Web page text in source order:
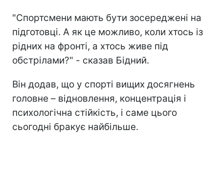
"Спортсмени мають бути зосереджені на
підготовці. А як це можливо, коли хтось із
рідних на фронті, а хтось живе під
обстрілами?" - сказав Бідний.
Він додав, що у спорті вищих досягнень
головне – відновлення, концентрація і
психологічна стійкість, і саме цього
сьогодні бракує найбільше.